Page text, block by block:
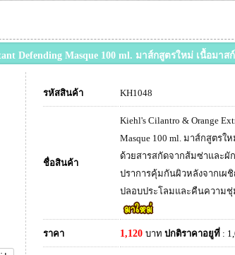
Defending Masque 100 ml. มาส์กสูตรใหม่ เนื้อมา
าการคุ้มกันผิวหลังจากเผชิญจากมลภาวะ ช่วยปลอบปร
รหัสสินค้า KH1048
ชื่อสินค้า
Kiehl's Cilantro & Orange
Masque 100 ml. มาส์กสูตร
ด้วยสารสกัดจากส้มซ่าและผั
ปราการคุ้มกันผิวหลังจากเผ
ปลอบประโลมและคืนความ
ราคา 1,120 บาท ปกติราคาอยูที่ :